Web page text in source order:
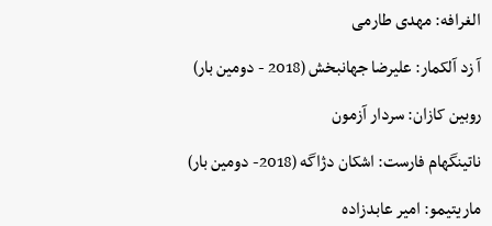
الغرافه: مهدی طارمی
آ زد آلکمار: علیرضا جهانبخش (2018 - دومین بار)
روبین کازان: سردار آزمون
ناتینگهام فارست: اشکان دژاگه (2018- دومین بار)
ماریتیمو: امیر عابدزاده